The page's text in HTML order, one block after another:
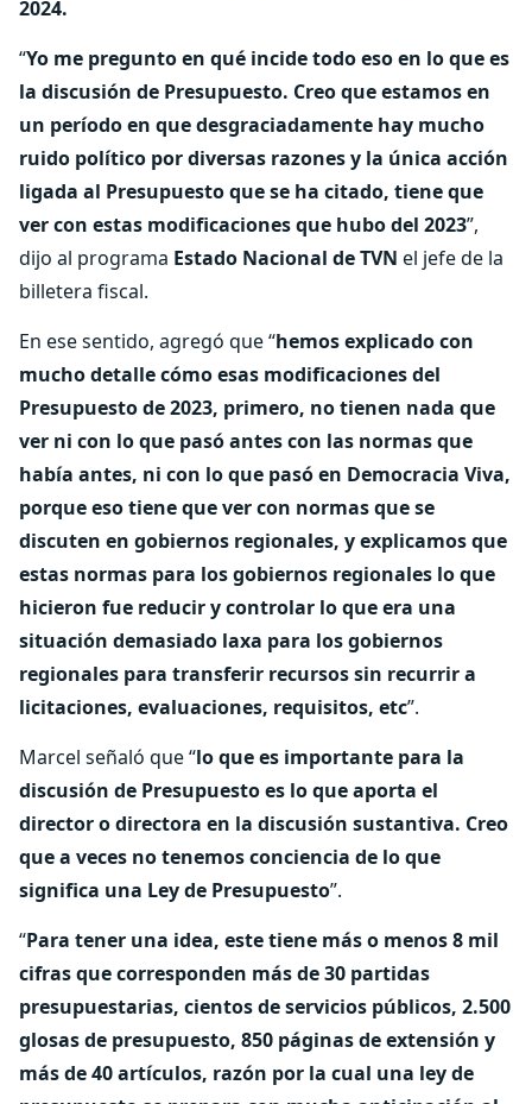
2024.
“Yo me pregunto en qué incide todo eso en lo que es
la discusión de Presupuesto. Creo que estamos en
un período en que desgraciadamente hay mucho
ruido político por diversas razones y la única acción
ligada al Presupuesto que se ha citado, tiene que
ver con estas modificaciones que hubo del 2023”,
dijo al programa Estado Nacional de TVN el jefe de la
billetera fiscal.
En ese sentido, agregó que “hemos explicado con
mucho detalle cómo esas modificaciones del
Presupuesto de 2023, primero, no tienen nada que
ver ni con lo que pasó antes con las normas que
había antes, ni con lo que pasó en Democracia Viva,
porque eso tiene que ver con normas que se
discuten en gobiernos regionales, y explicamos que
estas normas para los gobiernos regionales lo que
hicieron fue reducir y controlar lo que era una
situación demasiado laxa para los gobiernos
regionales para transferir recursos sin recurrir a
licitaciones, evaluaciones, requisitos, etc”.
Marcel señaló que “lo que es importante para la
discusión de Presupuesto es lo que aporta el
director o directora en la discusión sustantiva. Creo
que a veces no tenemos conciencia de lo que
significa una Ley de Presupuesto”.
“Para tener una idea, este tiene más o menos 8 mil
cifras que corresponden más de 30 partidas
presupuestarias, cientos de servicios públicos, 2.500
glosas de presupuesto, 850 páginas de extensión y
más de 40 artículos, razón por la cual una ley de